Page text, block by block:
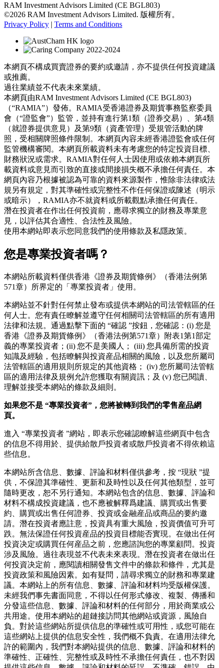
RAM Investment Advisors Limited (CE BGL803)
©2026 RAM Investment Advisors Limited. 版權所有。
Privacy Policy | Terms and Conditions
本網頁不構成買賣證券的要約或邀請，亦不提供任何投資建議
或推薦。
過往業績並不代表未來業績。
本網頁由RAM Investment Advisors Limited (CE BGL803)
（“RAMIA”）發佈。RAMIA受香港證券及期貨事務監察委員
會（“證監會”）監管，並持有進行第1類（證券交易）、第4類
（就證券提供意見）及第9類（資產管理）受規管活動的牌
照，受相關牌照條件限制。本網頁內容未經香港證監會或任何
監管機構審閱。本網頁所載資料未有考慮您的特定投資目標、
財務狀況或需求。RAMIA對任何人士因使用或依賴本網頁所
載資料或意見而引致的直接或間接損失概不承擔任何責任。本
網頁內容乃根據被認為可靠的資料來源製作，惟除非法律或法
規另有規定，對其準確性或完整性不作任何保證或陳述（明示
或暗示），RAMIA亦不就資料或所載觀點承擔任何責任。
潛在投資者在作出任何投資前，應尋求獨立的財務及專業意
見，以評估其合適性、合法性及風險。
使用本網站即表示您同意我們的使用條款及私隱政策。
您是專業投資者嗎？
本網站所載資料僅供香港《證券及期貨條例》（香港法例第
571章）所界定的「專業投資者」使用。
本網站並不針對任何禁止發布或提供本網站的司法管轄區的任
何人士。您有責任瞭解並遵守任何相關司法管轄區的所有適用
法律和法規。通過點擊下面的 “確認 ”按鈕，您確認：(i) 您是
香港《證券及期貨條例》（香港法例第571章）附表1第1部定
義的專業投資者；(ii) 您不是美國人； (iii) 您具備所需的投資
知識及經驗，包括瞭解與投資産品相關的風險，以及您所屬司
法管轄區的適用規則所規定的其他資格； (iv) 您所屬司法管轄
區的適用法律及規例允許您獲取有關資訊；及 (v) 您已閱讀、
理解並接受本網站的條款及細則。
如果您不是 “專業投資者” ，您將被轉到我們的零售産品網
頁。
進入 “專業投資者 ”網站，即表示您確認瞭解這些網頁中包含
的信息不得用於、提供給散戶投資者或散戶投資者不得依賴這
些信息。
本網站所含信息、數據、評論和材料僅供參考，按 “現狀 ”提
供，不保證其準確性、更新和及時性以及任何其他類型，並可
隨時更改，恕不另行通知。本網站包含的信息、數據、評論和
材料不構成投資建議，也不應被解釋爲建議、購買或出售要
約、購買或出售任何證券、投資或金融産品或商品的要約邀
請。潛在投資者應註意，投資具有重大風險，投資價值可升可
跌。無法保證任何投資産品的投資目標能否實現。在做出任何
投資决定或購買任何産品之前，您應諮詢您的專業顧問。投資
涉及風險。過往表現並不代表未來表現。潛在投資者在做出任
何投資决定前，應閱讀相關發售文件中的條款和條件，尤其是
投資政策和風險因素。如有疑問，請尋求獨立的財務和專業建
議。本網站上的所有信息、數據、評論和材料均受版權保護。
未經我們事先書面同意，不得以任何形式修改、複製、傳播和
分發這些信息、數據、評論和材料的任何部分，用於商業或公
共用途。使用本網站的超鏈接訪問其他網站或資源，風險自
負。對於這些網站所提供信息的準確性或可用性，或您可能在
這些網站上提供的信息安全性，我們概不負責。在適用法律允
許的範圍內，我們對本網站提供的信息、數據、評論和材料的
準確性、正確性、完整性或及時性不承擔任何責任，也不對因